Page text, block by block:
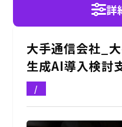
詳
大手通信会社_
生成AI導入検討
/